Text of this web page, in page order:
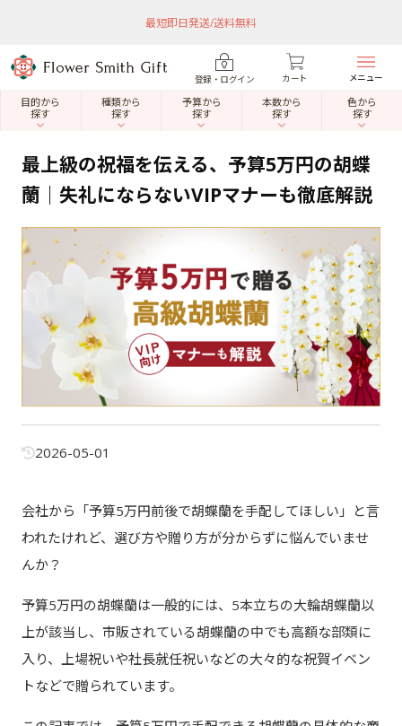
最短即日発送/送料無料
登録・ログイン カート メニュー
目的から
探す
種類から
探す
予算から
探す
本数から
探す
色から
探す
最上級の祝福を伝える、予算5万円の胡蝶
蘭｜失礼にならないVIPマナーも徹底解説
2026-05-01
会社から「予算5万円前後で胡蝶蘭を手配してほしい」と言
われたけれど、選び方や贈り方が分からずに悩んでいませ
んか？
予算5万円の胡蝶蘭は一般的には、5本立ちの大輪胡蝶蘭以
上が該当し、市販されている胡蝶蘭の中でも高額な部類に
入り、上場祝いや社長就任祝いなどの大々的な祝賀イベン
トなどで贈られています。